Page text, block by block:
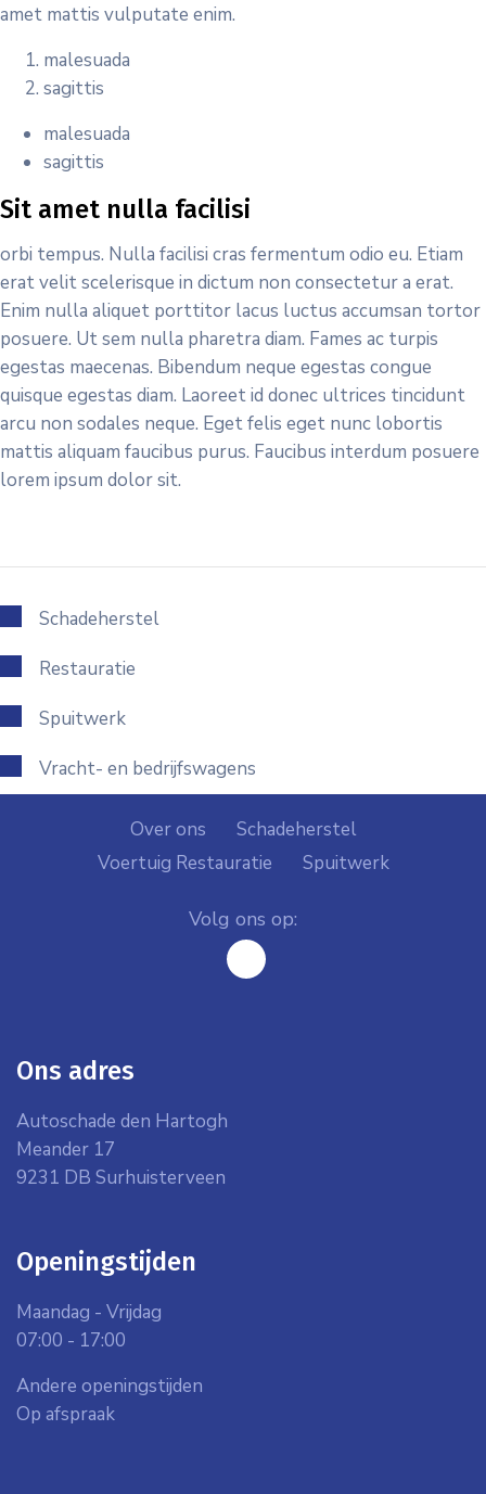
amet mattis vulputate enim.
malesuada
sagittis
malesuada
sagittis
Sit amet nulla facilisi
orbi tempus. Nulla facilisi cras fermentum odio eu. Etiam
erat velit scelerisque in dictum non consectetur a erat.
Enim nulla aliquet porttitor lacus luctus accumsan tortor
posuere. Ut sem nulla pharetra diam. Fames ac turpis
egestas maecenas. Bibendum neque egestas congue
quisque egestas diam. Laoreet id donec ultrices tincidunt
arcu non sodales neque. Eget felis eget nunc lobortis
mattis aliquam faucibus purus. Faucibus interdum posuere
lorem ipsum dolor sit.
Schadeherstel
Restauratie
Spuitwerk
Vracht- en bedrijfswagens
Over ons
Schadeherstel
Voertuig Restauratie
Spuitwerk
Volg ons op:
facebook
Ons adres
Autoschade den Hartogh
Meander 17
9231 DB Surhuisterveen
Openingstijden
Maandag - Vrijdag
07:00 - 17:00
Andere openingstijden
Op afspraak